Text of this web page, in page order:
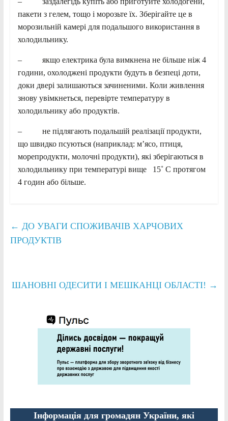
пакети з гелем, тощо і морозьте їх. Зберігайте це в
морозильній камері для подальшого використання в
холодильнику.
– якщо електрика була вимкнена не більше ніж 4
години, охолоджені продукти будуть в безпеці доти,
доки двері залишаються зачиненими. Коли живлення
знову увімкнеться, перевірте температуру в
холодильнику або продуктів.
– не підлягають подальшій реалізації продукти,
що швидко псуються (наприклад: м’ясо, птиця,
морепродукти, молочні продукти), які зберігаються в
холодильнику при температурі вище 15˚ С протягом
4 годин або більше.
← ДО УВАГИ СПОЖИВАЧІВ ХАРЧОВИХ
ПРОДУКТІВ
ШАНОВНІ ОДЕСИТИ І МЕШКАНЦІ ОБЛАСТІ! →
Інформація для громадян України, які